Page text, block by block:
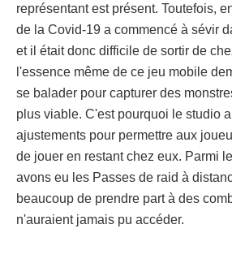
représentant est présent. Toutefois,
de la Covid-19 a commencé à sévir
et il était donc difficile de sortir de
l'essence même de ce jeu mobile
se balader pour capturer des
plus viable. C'est pourquoi le studio
ajustements pour permettre aux
de jouer en restant chez eux. Parmi
avons eu les Passes de raid à
beaucoup de prendre part à des
n'auraient jamais pu accéder.